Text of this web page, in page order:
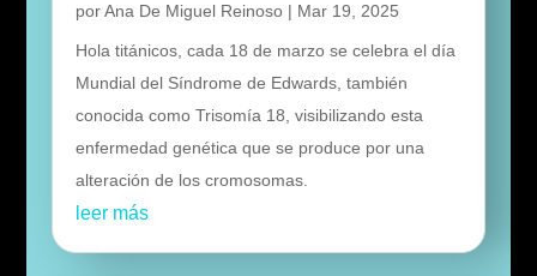
porAna De Miguel Reinoso| Mar 19, 2025
Hola titánicos, cada 18 de marzo se celebra el día
Mundial del Síndrome de Edwards, también
conocida como Trisomía 18, visibilizando esta
enfermedad genética que se produce por una
alteración de los cromosomas.
leer más